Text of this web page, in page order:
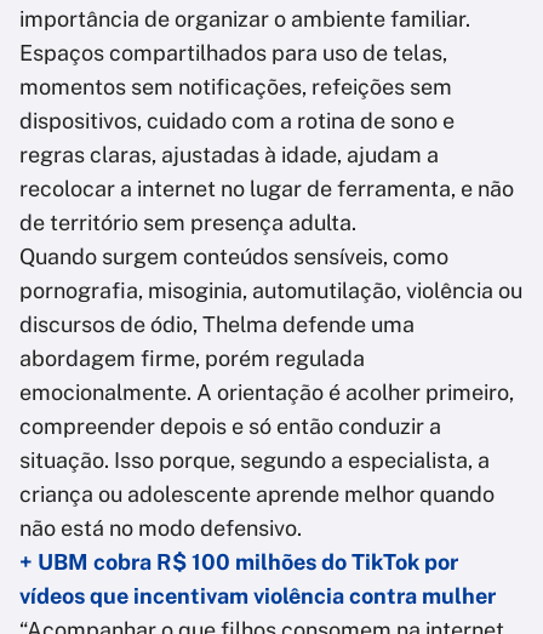
importância de organizar o ambiente familiar.
Espaços compartilhados para uso de telas,
momentos sem notificações, refeições sem
dispositivos, cuidado com a rotina de sono e
regras claras, ajustadas à idade, ajudam a
recolocar a internet no lugar de ferramenta, e não
de território sem presença adulta.
Quando surgem conteúdos sensíveis, como
pornografia, misoginia, automutilação, violência ou
discursos de ódio, Thelma defende uma
abordagem firme, porém regulada
emocionalmente. A orientação é acolher primeiro,
compreender depois e só então conduzir a
situação. Isso porque, segundo a especialista, a
criança ou adolescente aprende melhor quando
não está no modo defensivo.
+ UBM cobra R$ 100 milhões do TikTok por
vídeos que incentivam violência contra mulher